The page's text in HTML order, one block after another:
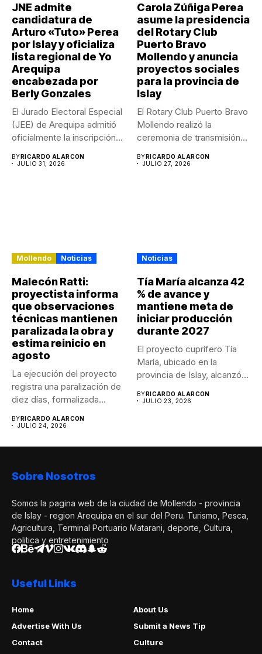
JNE admite
candidatura de
Arturo «Tuto» Perea
por Islay y oficializa
lista regional de Yo
Arequipa
encabezada por
Berly Gonzales
El Jurado Electoral Especial
(JEE) de Arequipa admitió
oficialmente la inscripción
BYRICARDO ALARCON
JULIO 31, 2026
Carola Zúñiga Perea
asume la presidencia
del Rotary Club
Puerto Bravo
Mollendo y anuncia
proyectos sociales
para la provincia de
Islay
El Rotary Club Puerto Bravo
Mollendo realizó la
ceremonia de transmisión
BYRICARDO ALARCON
JULIO 27, 2026
Mollendo Noticias
Malecón Ratti:
proyectista informa
que observaciones
técnicas mantienen
paralizada la obra y
estima reinicio en
agosto
La ejecución del proyecto
registra una paralización de
diez días, formalizada
BYRICARDO ALARCON
JULIO 24, 2026
Noticias
Tía María alcanza 42
% de avance y
mantiene meta de
iniciar producción
durante 2027
El proyecto cuprífero Tía
María, ubicado en la
provincia de Islay, alcanzó...
BYRICARDO ALARCON
JULIO 23, 2026
Sobre Nosotros
Somos la pagina web de la ciudad de Mollendo - provincia
de Islay - region Arequipa en el sur del Peru. Turismo, Pesca,
Agricultura, Terminal Portuario Matarani, deporte, Cultura,
politica y entretenimiento
Useful Links
Home
About Us
Advertise With Us
Submit a News Tip
Contact
Culture